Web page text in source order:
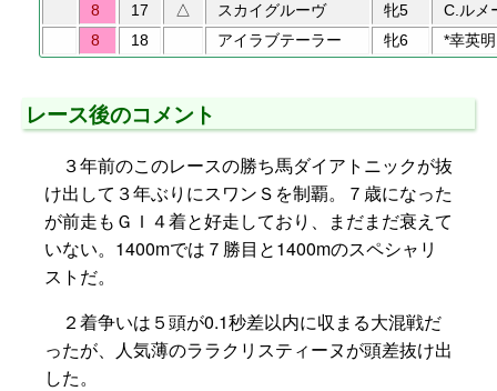
8
17 △ スカイグルーヴ 牝5
C.ルメ
8
18 アイラブテーラー 牝6 *幸英明
レース後のコメント
３年前のこのレースの勝ち馬ダイアトニックが抜
け出して３年ぶりにスワンＳを制覇。７歳になった
が前走もＧＩ４着と好走しており、まだまだ衰えて
いない。1400mでは７勝目と1400mのスペシャリ
ストだ。
２着争いは５頭が0.1秒差以内に収まる大混戦だ
ったが、人気薄のララクリスティーヌが頭差抜け出
した。